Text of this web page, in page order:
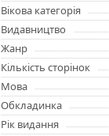
Вікова категорія
Видавництво
Жанр
Кількість сторінок
Мова
Обкладинка
Рік видання